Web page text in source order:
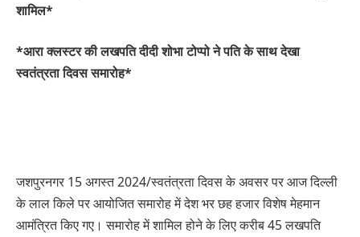
शामिल*
*आरा क्लस्टर की लखपति दीदी शोभा टोप्पो ने पति के साथ देखा
स्वतंत्रता दिवस समारोह*
जशपुरनगर 15 अगस्त 2024/स्वतंत्रता दिवस के अवसर पर आज दिल्ली
के लाल किले पर आयोजित समारोह में देश भर छह हजार विशेष मेहमान
आमंत्रित किए गए। समारोह में शामिल होने के लिए करीब 45 लखपति